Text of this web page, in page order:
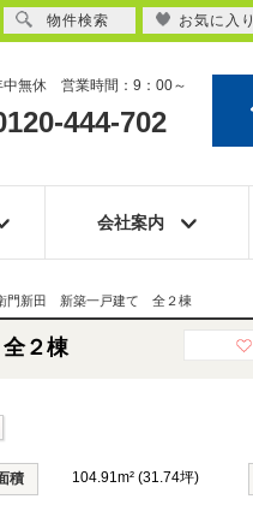
中無休 営業時間：9：00～
444-702
会社案内
門新田 新築一戸建て 全２棟
２棟
積 104.91m² (31.74坪)
物件検索 お気に入り